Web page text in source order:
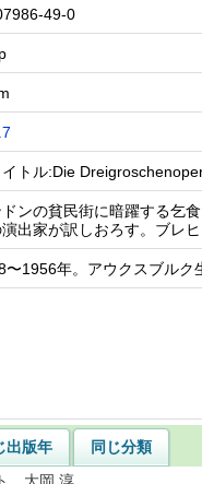
49-0
イトル:Die
ドンの貧民街に暗躍する乞
出家が訳しおろす。ブレ
〜1956年。アウクスブルク
出版年
同じ分類